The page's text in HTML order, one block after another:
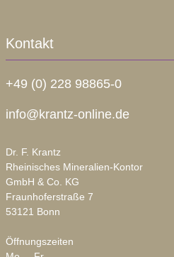
Kontakt
+49 (0) 228 98865-0
info@krantz-online.de
Dr. F. Krantz
Rheinisches Mineralien-Kontor
GmbH & Co. KG
Fraunhoferstraße 7
53121 Bonn
Öffnungszeiten